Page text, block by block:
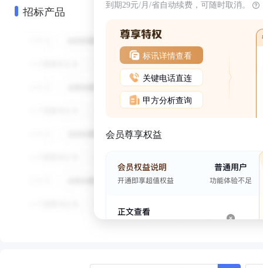
招标产品 到期29元/月/省自动续费，可随时取消。
标讯详情查看
关键电话直连
甲方分析查询
会员尊享权益